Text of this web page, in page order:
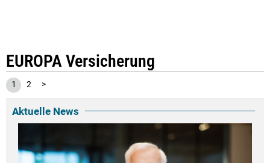
EUROPA Versicherung
1 2 >
Aktuelle News